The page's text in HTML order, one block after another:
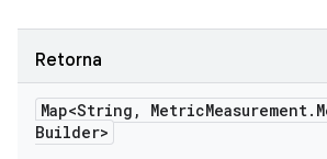
Retorna
Map<String , MetricMeasurement.
Builder>